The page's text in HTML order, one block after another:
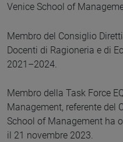
Venice School of
Membro del Consiglio
Docenti di Ragioneria e di
2021–2024.
Membro della Task Force
Management, referente del
School of Management ha
il 21 novembre 2023.